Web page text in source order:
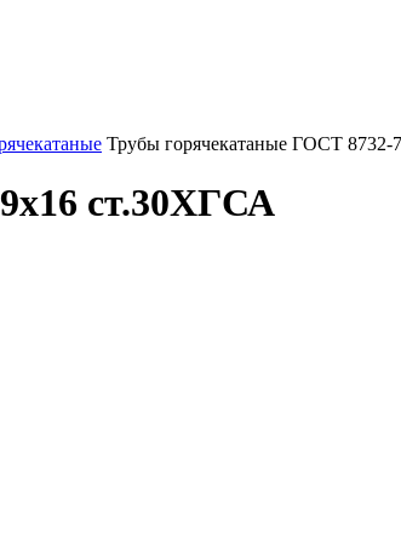
Трубы горячекатаные ГОСТ 8732-
ст.30ХГСА